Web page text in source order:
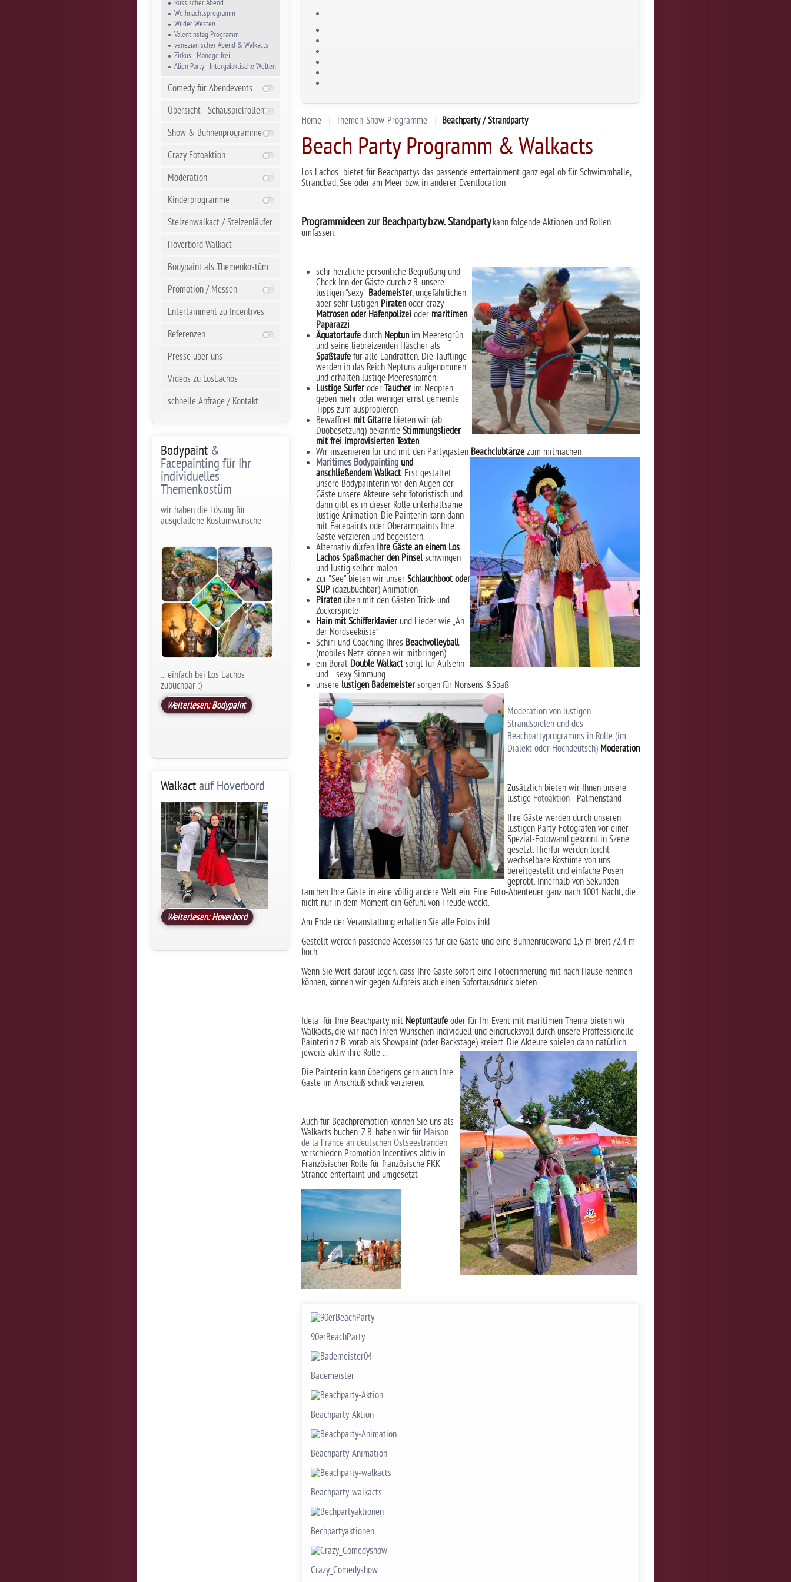
Home Themen-Show-Programme Beachparty / Strandparty
Beach Party Programm & Walkacts
Los Lachos bietet für Beachpartys das passende entertainment ganz egal ob für Schwimmhalle,
Strandbad, See oder am Meer bzw. in anderer Eventlocation
Programmideen zur Beachparty bzw. Standpartykann folgende Aktionen und Rollen
umfassen:
sehr herzliche persönliche Begrüßung und
Check Inn der Gäste durch z.B. unsere
lustigen "sexy" Bademeister, ungefährlichen
aber sehr lustigen Piratenoder crazy
Matrosen oder Hafenpolizei oder maritimen
Paparazzi
Äquatortaufe durch Neptunim Meeresgrün
und seine liebreizenden Häscher als
Spaßtaufe für alle Landratten. Die Täuflinge
werden in das Reich Neptuns aufgenommen
und erhalten lustige Meeresnamen.
Lustige Surfer oder Taucher im Neopren
geben mehr oder weniger ernst gemeinte
Tipps zum ausprobieren
Bewaffnet mit Gitarre bieten wir (ab
Duobesetzung) bekannte Stimmungslieder
mit frei improvisierten Texten
Wir inszenieren für und mit den Partygästen Beachclubtänze zum mitmachen
Maritimes Bodypainting und
anschließendem Walkact. Erst gestaltet
unsere Bodypainterin vor den Augen der
Gäste unsere Akteure sehr fotoristisch und
dann gibt es in dieser Rolle unterhaltsame
lustige Animation. Die Painterin kann dann
mit Facepaints oder Oberarmpaints Ihre
Gäste verzieren und begeistern.
Alternativ dürfen Ihre Gäste an einem Los
Lachos Spaßmacher den Pinselschwingen
und lustig selber malen.
zur "See" bieten wir unser Schlauchboot oder
SUP (dazubuchbar) Animation
Piratenüben mit den Gästen Trick- und
Zockerspiele
Hain mit Schifferklavier und Lieder wie „An
der Nordseeküste“
Schiri und Coaching Ihres Beachvolleyball
(mobiles Netz können wir mitbringen)
ein Borat Double Walkact sorgt für Aufsehn
und .. sexy Simmung
unsere lustigen Bademeister sorgen für Nonsens &Spaß
Moderation von lustigen
Strandspielen und des
Beachpartyprogramms in Rolle (im
Dialekt oder Hochdeutsch) Moderation
Zusätzlich bieten wir Ihnen unsere
lustige Fotoaktion - Palmenstand
Ihre Gäste werden durch unseren
lustigen Party-Fotografen vor einer
Spezial-Fotowand gekonnt in Szene
gesetzt. Hierfür werden leicht
wechselbare Kostüme von uns
bereitgestellt und einfache Posen
geprobt. Innerhalb von Sekunden
tauchen Ihre Gäste in eine völlig andere Welt ein. Eine Foto-Abenteuer ganz nach 1001 Nacht, die
nicht nur in dem Moment ein Gefühl von Freude weckt.
Am Ende der Veranstaltung erhalten Sie alle Fotos inkl .
Gestellt werden passende Accessoires für die Gäste und eine Bühnenrückwand 1,5 m breit /2,4 m
hoch.
Wenn Sie Wert darauf legen, dass Ihre Gäste sofort eine Fotoerinnerung mit nach Hause nehmen
können, können wir gegen Aufpreis auch einen Sofortausdruck bieten.
Idela für Ihre Beachparty mit Neptuntaufe oder für Ihr Event mit maritimen Thema bieten wir
Walkacts, die wir nach Ihren Wünschen individuell und eindrucksvoll durch unsere Proffessionelle
Painterin z.B. vorab als Showpaint (oder Backstage) kreiert. Die Akteure spielen dann natürlich
jeweils aktiv ihre Rolle ...
Die Painterin kann überigens gern auch Ihre
Gäste im Anschluß schick verzieren.
Auch für Beachpromotion können Sie uns als
Walkacts buchen. Z.B. haben wir für Maison
de la France an deutschen Ostseestränden
verschieden Promotion Incentives aktiv in
Französischer Rolle für französische FKK
Strände entertaint und umgesetzt
90erBeachParty
Bademeister
Beachparty-Aktion
Beachparty-Animation
Beachparty-walkacts
Bechpartyaktionen
Crazy_Comedyshow
Russischer Abend
Weihnachtsprogramm
Wilder Westen
Valentinstag Programm
venezianischer Abend & Walkacts
Zirkus - Manege frei
Alien Party - Intergalaktische Welten
Comedy für Abendevents
Übersicht - Schauspielrollen
Show & Bühnenprogramme
Crazy Fotoaktion
Moderation
Kinderprogramme
Stelzenwalkact / Stelzenläufer
Hoverbord Walkact
Bodypaint als Themenkostüm
Promotion / Messen
Entertainment zu Incentives
Referenzen
Presse über uns
Videos zu LosLachos
schnelle Anfrage / Kontakt
Bodypaint &
Facepainting für Ihr
individuelles
Themenkostüm
wir haben die Lösung für
ausgefallene Kostümwünsche
... einfach bei Los Lachos
zubuchbar :)
Weiterlesen: Bodypaint
Walkactauf Hoverbord
Weiterlesen: Hoverbord